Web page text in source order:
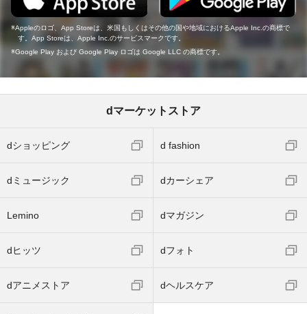
Appleのロゴ、App Storeは、米国もしくはその他の国や地域におけるApple Inc.の商標で
す。App Storeは、Apple Inc.のサービスマークです。
Google Play および Google Play ロゴは Google LLC の商標です。
dマーケットストア
dショッピング d fashion
dミュージック dカーシェア
Lemino dマガジン
dヒッツ dフォト
dアニメストア dヘルスケア